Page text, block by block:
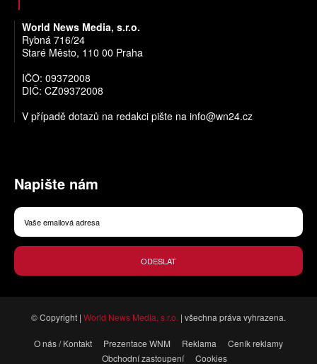
World News Media, s.r.o.
Rybná 716/24
Staré Město, 110 00 Praha
IČO: 09372008
DIČ: CZ09372008
V případě dotazů na redakci pište na info@wn24.cz
Napište nám
ODESLAT
© Copyright | World News Media, s.r.o. | všechna práva vyhrazena.
O nás / Kontakt Prezentace WNM Reklama
Ceník reklamy
Obchodní zastoupení
Cookies